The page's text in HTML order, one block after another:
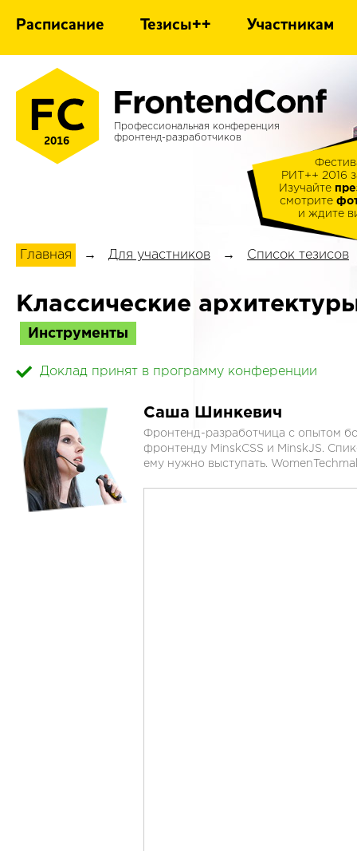
Расписание Тезисы++ Участникам
РИТ++ 2016
Изучайте
смотрите
и ждите
2016
Профессиональная конференция
фронтенд-разработчиков
Главная → Для участников → Список тезисов
Классические
Инструменты
Доклад принят в программу конференции
Саша Шинкевич
Фронтенд-разработчица с опытом
фронтенду MinskCSS и MinskJS.
ему нужно выступать.